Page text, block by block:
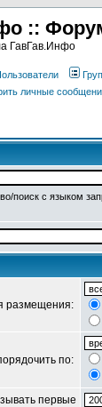
::
ГавГав.Инфо
личные
поиск с языком
размещения:
по:
первые